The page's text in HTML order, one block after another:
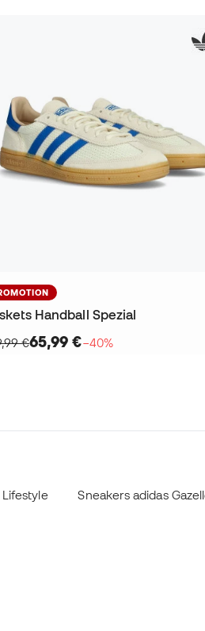
Handball Spezial
€65,99 €−40%
Sneakers adidas